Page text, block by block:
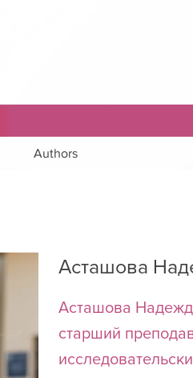
Authors
Асташова
Асташова
старший